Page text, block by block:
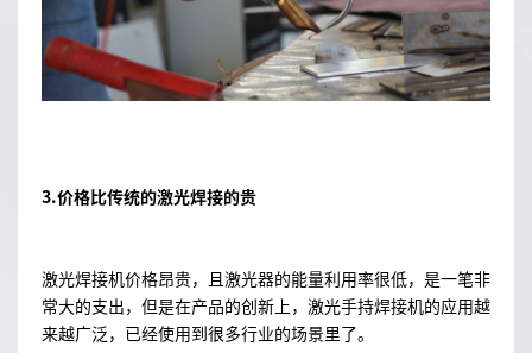
3.价格比传统的激光焊接的贵
激光焊接机价格昂贵，且激光器的能量利用率很低，是一笔非
常大的支出，但是在产品的创新上，激光手持焊接机的应用越
来越广泛，已经使用到很多行业的场景里了。